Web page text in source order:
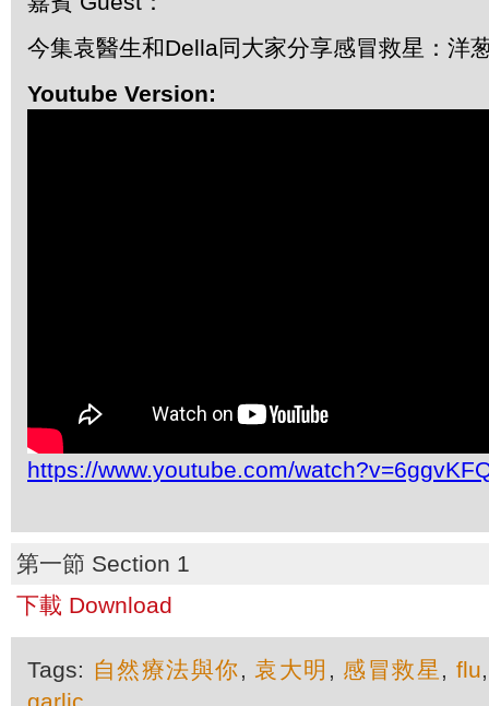
今集袁醫生和Della同大家分享感冒救星：洋
Youtube Version:
https://www.youtube.com/
第一節 Section 1
下載 Download
Tags: 自然療法與你, 袁大明 , 感冒救星 , flu